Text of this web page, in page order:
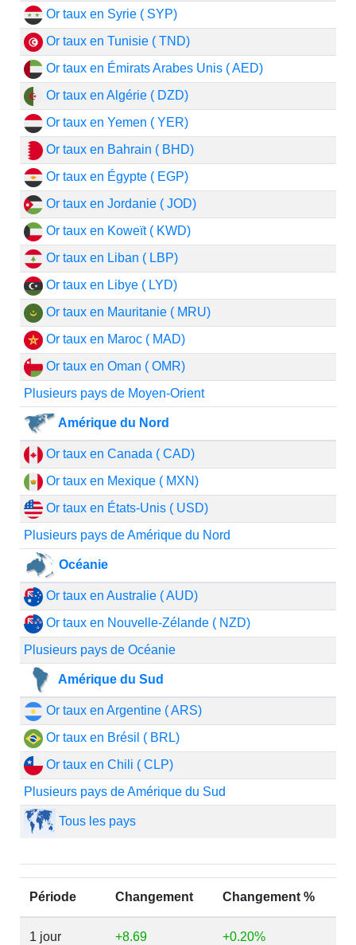
Or taux en Syrie ( SYP)
Or taux en Tunisie ( TND)
Or taux en Émirats Arabes Unis ( AED)
Or taux en Algérie ( DZD)
Or taux en Yemen ( YER)
Or taux en Bahrain ( BHD)
Or taux en Égypte ( EGP)
Or taux en Jordanie ( JOD)
Or taux en Koweït ( KWD)
Or taux en Liban ( LBP)
Or taux en Libye ( LYD)
Or taux en Mauritanie ( MRU)
Or taux en Maroc ( MAD)
Or taux en Oman ( OMR)
Plusieurs pays de Moyen-Orient
Amérique du Nord
Or taux en Canada ( CAD)
Or taux en Mexique ( MXN)
Or taux en États-Unis ( USD)
Plusieurs pays de Amérique du Nord
Océanie
Or taux en Australie ( AUD)
Or taux en Nouvelle-Zélande ( NZD)
Plusieurs pays de Océanie
Amérique du Sud
Or taux en Argentine ( ARS)
Or taux en Brésil ( BRL)
Or taux en Chili ( CLP)
Plusieurs pays de Amérique du Sud
Tous les pays
Période Changement Changement %
1 jour +8.69 +0.20%